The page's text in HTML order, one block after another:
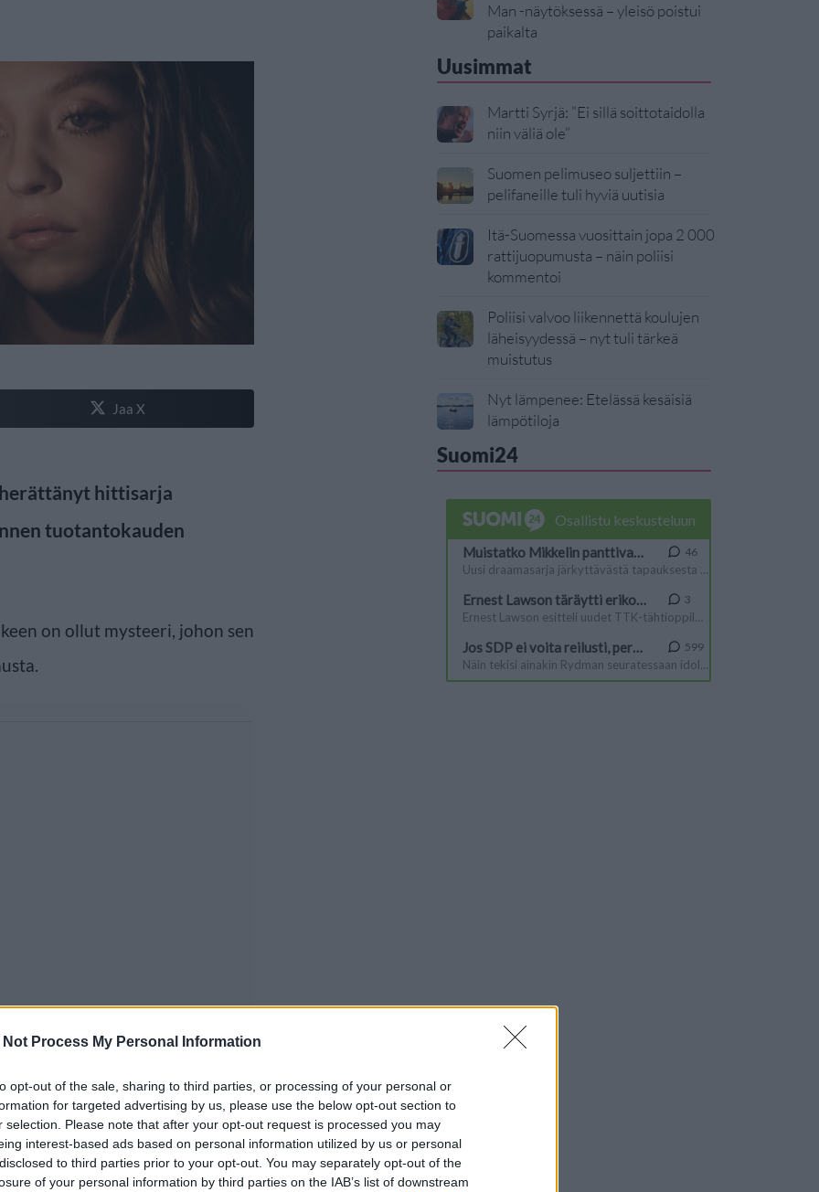
Not Process My Personal Information
opt-out of the sale, sharing to third parties, or processing of your personal or
for targeted advertising by us, please use the below opt-out section to
selection. Please note that after your opt-out request is processed you may
interest-based ads based on personal information utilized by us or personal
to third parties prior to your opt-out. You may separately opt-out of the
of your personal information by third parties on the IAB’s list of downstream
Jaa X
hittisarja
tuotantokauden
on ollut mysteeri, johon sen
Man -näytöksessä – yleisö poistui
paikalta
Uusimmat
Martti Syrjä: ”Ei sillä soittotaidolla
niin väliä ole”
Suomen pelimuseo suljettiin –
pelifaneille tuli hyviä uutisia
Itä-Suomessa vuosittain jopa 2 000
rattijuopumusta – näin poliisi
kommentoi
Poliisi valvoo liikennettä koulujen
läheisyydessä – nyt tuli tärkeä
muistutus
Nyt lämpenee: Etelässä kesäisiä
lämpötiloja
Suomi24